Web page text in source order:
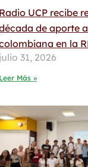
Radio UCP recibe
de aporte
en la
julio 31, 2026
Leer Más »